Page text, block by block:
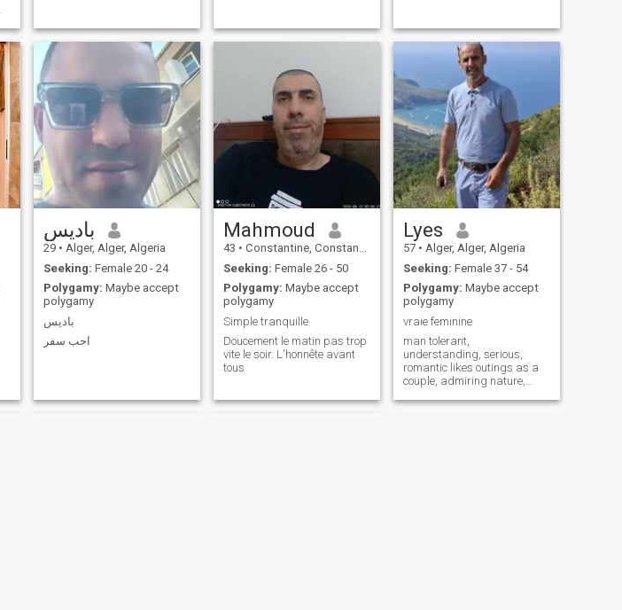
باديس
29 • Alger, Alger, Algeria
Seeking: Female 20 - 24
Polygamy: Maybe accept
polygamy
باديس
احب سفر
Mahmoud
43 • Constantine, Constantine, Algeria
Seeking: Female 26 - 50
Polygamy: Maybe accept
polygamy
Simple tranquille
Doucement le matin pas trop
vite le soir. L'honnête avant
tous
Lyes
57 • Alger, Alger, Algeria
Seeking: Female 37 - 54
Polygamy: Maybe accept
polygamy
vraie feminine
man tolerant,
understanding, serious,
romantic likes outings as a
couple, admiring nature,
other does not like the